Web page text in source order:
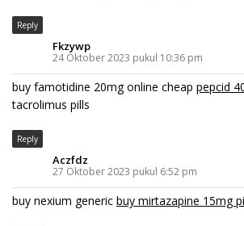
Reply
Fkzywp
24 Oktober 2023 pukul 10:36 pm
buy famotidine 20mg online cheap pepcid
tacrolimus pills
Reply
Aczfdz
27 Oktober 2023 pukul 6:52 pm
buy nexium generic buy mirtazapine 15mg